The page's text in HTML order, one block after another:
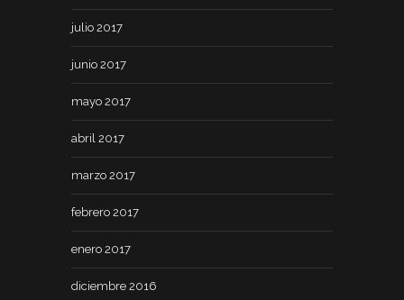
julio 2017
junio 2017
mayo 2017
abril 2017
marzo 2017
febrero 2017
enero 2017
diciembre 2016